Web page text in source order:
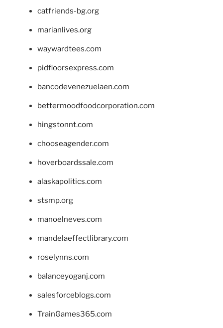
catfriends-bg.org
marianlives.org
waywardtees.com
pidfloorsexpress.com
bancodevenezuelaen.com
bettermoodfoodcorporation.com
hingstonnt.com
chooseagender.com
hoverboardssale.com
alaskapolitics.com
stsmp.org
manoelneves.com
mandelaeffectlibrary.com
roselynns.com
balanceyoganj.com
salesforceblogs.com
TrainGames365.com